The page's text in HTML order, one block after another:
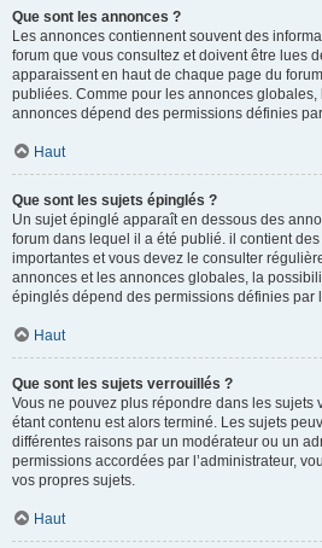
Que sont les annonces ?
Les annonces contiennent souvent des
forum que vous consultez et doivent être lues
apparaissent en haut de chaque page du
publiées. Comme pour les annonces
annonces dépend des permissions définies
Haut
Que sont les sujets épinglés ?
Un sujet épinglé apparaît en dessous des
forum dans lequel il a été publié. il contient
importantes et vous devez le consulter
annonces et les annonces globales, la
épinglés dépend des permissions définies par
Haut
Que sont les sujets verrouillés ?
Vous ne pouvez plus répondre dans les sujets
étant contenu est alors terminé. Les sujets
différentes raisons par un modérateur ou un
permissions accordées par l’administrateur,
vos propres sujets.
Haut